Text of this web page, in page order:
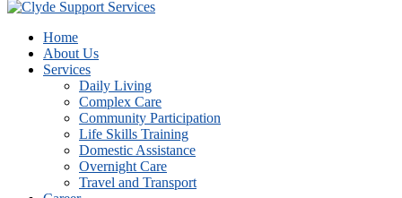
Home
About Us
Services
Daily Living
Complex Care
Community Participation
Life Skills Training
Domestic Assistance
Overnight Care
Travel and Transport